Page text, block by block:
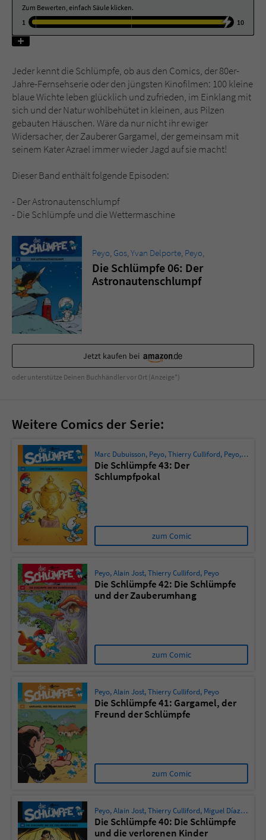
Zum Bewerten, einfach Säule klicken.
1
10
Jeder kennt die Schlümpfe, ob aus den Comics, der 80er-
Jahre-Fernsehserie oder den jüngsten Kinofilmen: 100 kleine
blaue Wichte leben glücklich und zufrieden, im Einklang mit
sich und der Natur wohlbehütet in kleinen, aus Pilzen
gebauten Häuschen. Wäre da nur nicht ihr ewiger
Widersacher, der Zauberer Gargamel, der gemeinsam mit
seinem Kater Azrael immer wieder Jagd auf sie macht!
Dieser Band enthält folgende Episoden:
- Der Astronautenschlumpf
- Die Schlümpfe und die Wettermaschine
Peyo, Gos,Yvan Delporte, Peyo,
Die Schlümpfe 06: Der
Astronautenschlumpf
Jetzt kaufen bei
oder unterstütze Deinen Buchhändler vor Ort (Anzeige*)
Weitere Comics der Serie:
Marc Dubuisson, Peyo,Thierry Culliford, Peyo, Ludo
Die Schlümpfe 43: Der
Schlumpfpokal
zum Comic
Peyo,Alain Jost,Thierry Culliford, Peyo
Die Schlümpfe 42: Die Schlümpfe
und der Zauberumhang
zum Comic
Peyo,Alain Jost,Thierry Culliford, Peyo
Die Schlümpfe 41: Gargamel, der
Freund der Schlümpfe
zum Comic
Peyo,Alain Jost,Thierry Culliford, Miguel Díaz Vizoso
Die Schlümpfe 40: Die Schlümpfe
und die verlorenen Kinder
Name tx_pwcomments_ahash
Laufzeit 1 Jahr
Zweck Cookie für Kommentare einzelner Buchtitel
Name fe_typo_user
Anbieter Literatur-Couch Medien GmbH & Co. KG
Laufzeit Session
Zweck
Benutzer. Es wird benötigt um z. B. den
Sicherheitscode des Kontaktformulars zu
überprüfen.